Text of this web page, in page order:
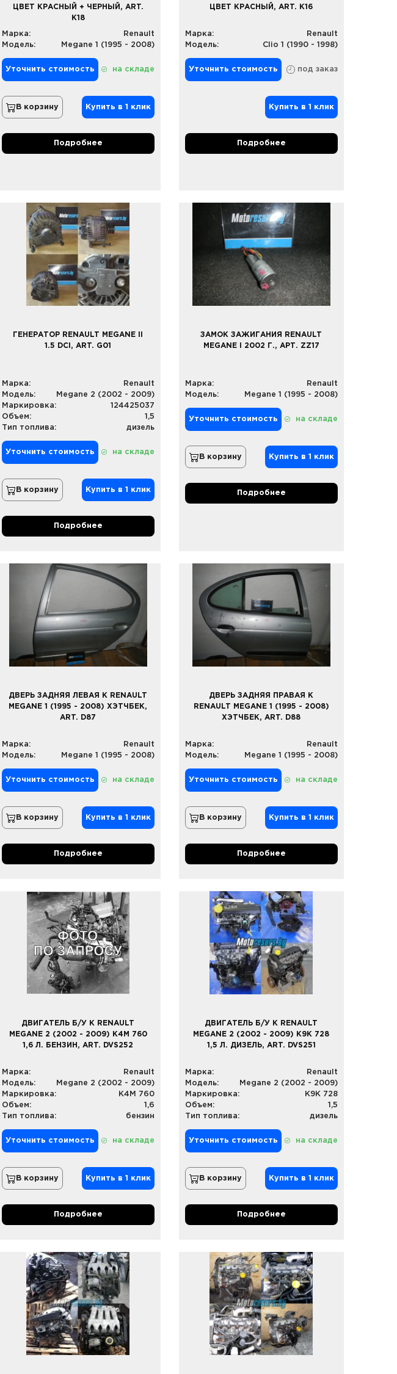
ЦВЕТ КРАСНЫЙ + ЧЕРНЫЙ, ART.
K18
Марка:
Renault
Модель:
Megane 1 (1995 - 2008)
Уточнить стоимость на складе
В корзину Купить в 1 клик
Подробнее
ЦВЕТ КРАСНЫЙ, ART. K16
Марка:
Renault
Модель:
Clio 1 (1990 - 1998)
Уточнить стоимость под заказ
Купить в 1 клик
Подробнее
ГЕНЕРАТОР RENAULT MEGANE II
1.5 DCI, ART. G01
Марка:
Renault
Модель:
Megane 2 (2002 - 2009)
Маркировка:
124425037
Объем:
1,5
Тип топлива:
дизель
Уточнить стоимость на складе
В корзину Купить в 1 клик
Подробнее
ЗАМОК ЗАЖИГАНИЯ RENAULT
MEGANE I 2002 Г., АРТ. ZZ17
Марка:
Renault
Модель:
Megane 1 (1995 - 2008)
Уточнить стоимость на складе
В корзину Купить в 1 клик
Подробнее
ДВЕРЬ ЗАДНЯЯ ЛЕВАЯ К RENAULT
MEGANE 1 (1995 - 2008) ХЭТЧБЕК,
ART. D87
Марка:
Renault
Модель:
Megane 1 (1995 - 2008)
Уточнить стоимость на складе
В корзину Купить в 1 клик
Подробнее
ДВЕРЬ ЗАДНЯЯ ПРАВАЯ К
RENAULT MEGANE 1 (1995 - 2008)
ХЭТЧБЕК, ART. D88
Марка:
Renault
Модель:
Megane 1 (1995 - 2008)
Уточнить стоимость на складе
В корзину Купить в 1 клик
Подробнее
ДВИГАТЕЛЬ Б/У К RENAULT
MEGANE 2 (2002 - 2009) K4M 760
1,6 Л. БЕНЗИН, ART. DVS252
Марка:
Renault
Модель:
Megane 2 (2002 - 2009)
Маркировка:
K4M 760
Объем:
1,6
Тип топлива:
бензин
Уточнить стоимость на складе
В корзину Купить в 1 клик
Подробнее
ДВИГАТЕЛЬ Б/У К RENAULT
MEGANE 2 (2002 - 2009) K9K 728
1,5 Л. ДИЗЕЛЬ, ART. DVS251
Марка:
Renault
Модель:
Megane 2 (2002 - 2009)
Маркировка:
K9K 728
Объем:
1,5
Тип топлива:
дизель
Уточнить стоимость на складе
В корзину Купить в 1 клик
Подробнее